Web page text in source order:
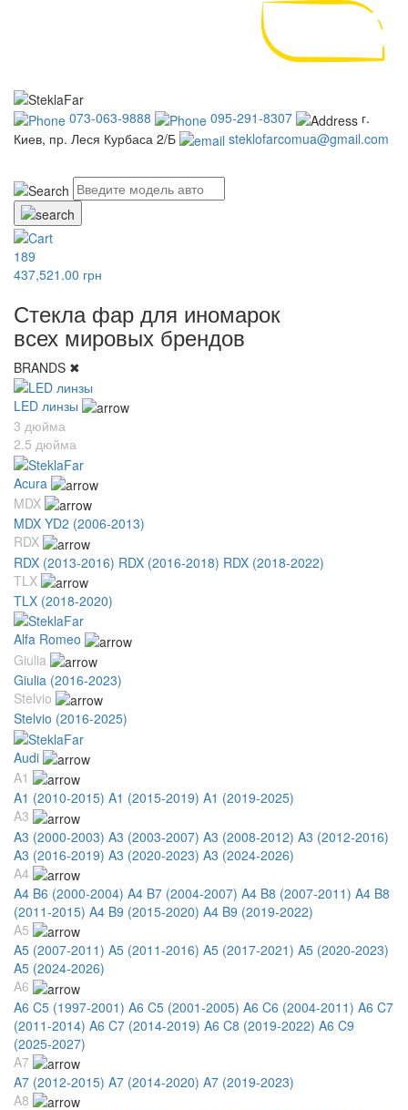
073-063-9888 095-291-8307
г.
Киев, пр. Леся Курбаса 2/Б
steklofarcomua@gmail.com
189
437,521.00 грн
Стекла фар для иномарок
всех мировых брендов
BRANDS ✖
LED линзы
3 дюйма
2.5 дюйма
Acura
MDX
MDX YD2 (2006-2013)
RDX
RDX (2013-2016) RDX (2016-2018) RDX (2018-2022)
TLX
TLX (2018-2020)
Alfa Romeo
Giulia
Giulia (2016-2023)
Stelvio
Stelvio (2016-2025)
Audi
A1
A1 (2010-2015) A1 (2015-2019) A1 (2019-2025)
A3
A3 (2000-2003) A3 (2003-2007) A3 (2008-2012) A3 (2012-2016)
A3 (2016-2019) A3 (2020-2023) A3 (2024-2026)
A4
A4 B6 (2000-2004) A4 B7 (2004-2007) A4 B8 (2007-2011) A4 B8
(2011-2015) A4 B9 (2015-2020) A4 B9 (2019-2022)
A5
A5 (2007-2011) A5 (2011-2016) A5 (2017-2021) A5 (2020-2023)
A5 (2024-2026)
A6
A6 C5 (1997-2001) A6 C5 (2001-2005) A6 C6 (2004-2011) A6 C7
(2011-2014) A6 C7 (2014-2019) A6 C8 (2019-2022) A6 C9
(2025-2027)
A7
A7 (2012-2015) A7 (2014-2020) A7 (2019-2023)
A8